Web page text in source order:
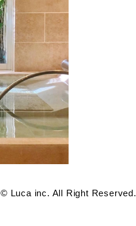
© Luca inc. All Right Reserved.